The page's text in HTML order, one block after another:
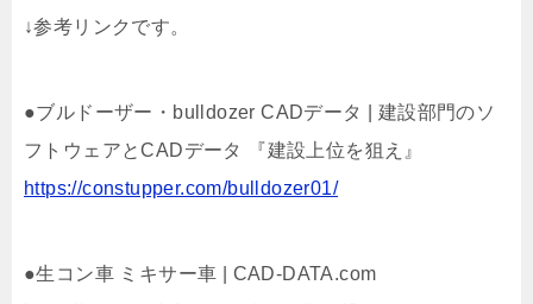
↓参考リンクです。
●ブルドーザー・bulldozer CADデータ | 建設部門のソ
フトウェアとCADデータ 『建設上位を狙え』
https://constupper.com/bulldozer01/
●生コン車 ミキサー車 | CAD-DATA.com